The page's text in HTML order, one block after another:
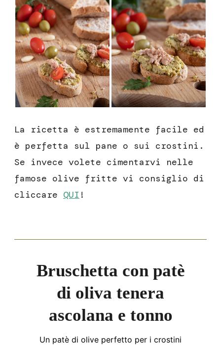
La ricetta è estremamente facile ed
è perfetta sul pane o sui crostini.
Se invece volete cimentarvi nelle
famose olive fritte vi consiglio di
cliccare QUI !
Bruschetta con patè
di oliva tenera
ascolana e tonno
Un patè di olive perfetto per i crostini